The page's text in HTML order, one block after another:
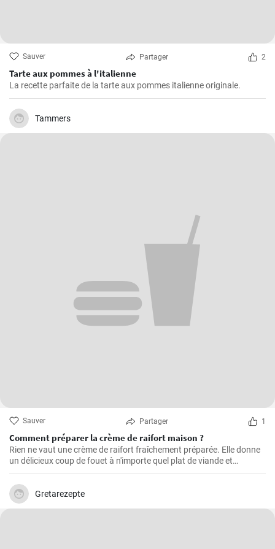
Sauver Partager 2
Tarte aux pommes à l'italienne
La recette parfaite de la tarte aux pommes italienne originale.
Tammers
Sauver Partager 1
Comment préparer la crème de raifort maison ?
Rien ne vaut une crème de raifort fraîchement préparée. Elle donne
un délicieux coup de fouet à n'importe quel plat de viande et
constitue un excellent condiment pour les sandwichs.
Gretarezepte